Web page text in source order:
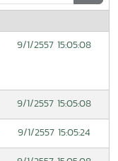
9/1/2557 15:05:08
9/1/2557 15:05:08
9/1/2557 15:05:24